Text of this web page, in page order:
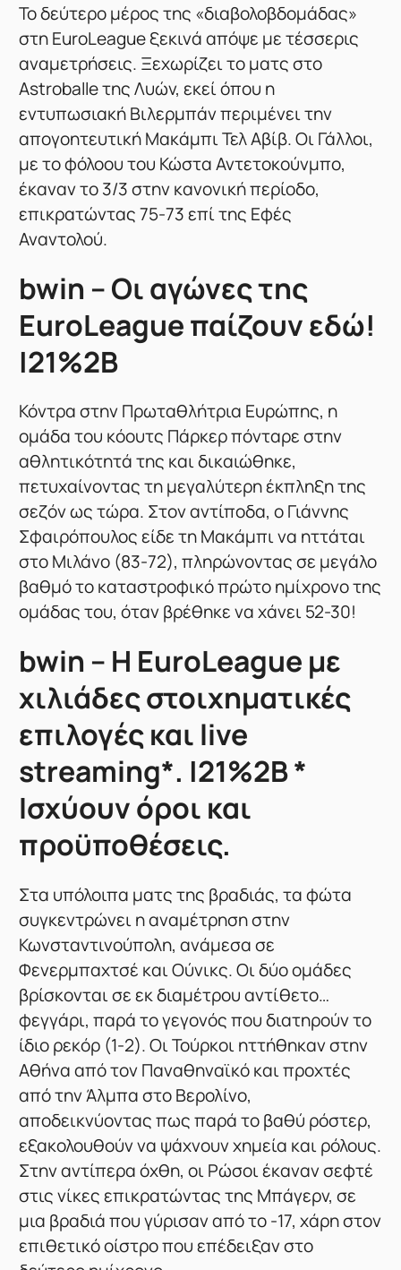
Το δεύτερο μέρος της «διαβολοβδομάδας»
στη EuroLeague ξεκινά απόψε με τέσσερις
αναμετρήσεις. Ξεχωρίζει το ματς στο
Astroballe της Λυών, εκεί όπου η
εντυπωσιακή Βιλερμπάν περιμένει την
απογοητευτική Μακάμπι Τελ Αβίβ. Οι Γάλλοι,
με το φόλοου του Κώστα Αντετοκούνμπο,
έκαναν το 3/3 στην κανονική περίοδο,
επικρατώντας 75-73 επί της Εφές
Αναντολού.
bwin – Οι αγώνες της
EuroLeague παίζουν εδώ!
|21%2B
Κόντρα στην Πρωταθλήτρια Ευρώπης, η
ομάδα του κόουτς Πάρκερ πόνταρε στην
αθλητικότητά της και δικαιώθηκε,
πετυχαίνοντας τη μεγαλύτερη έκπληξη της
σεζόν ως τώρα. Στον αντίποδα, ο Γιάννης
Σφαιρόπουλος είδε τη Μακάμπι να ηττάται
στο Μιλάνο (83-72), πληρώνοντας σε μεγάλο
βαθμό το καταστροφικό πρώτο ημίχρονο της
ομάδας του, όταν βρέθηκε να χάνει 52-30!
bwin – Η EuroLeague με
χιλιάδες στοιχηματικές
επιλογές και live
streaming*. |21%2B *
Ισχύουν όροι και
προϋποθέσεις.
Στα υπόλοιπα ματς της βραδιάς, τα φώτα
συγκεντρώνει η αναμέτρηση στην
Κωνσταντινούπολη, ανάμεσα σε
Φενερμπαχτσέ και Ούνικς. Οι δύο ομάδες
βρίσκονται σε εκ διαμέτρου αντίθετο…
φεγγάρι, παρά το γεγονός που διατηρούν το
ίδιο ρεκόρ (1-2). Οι Τούρκοι ηττήθηκαν στην
Αθήνα από τον Παναθηναϊκό και προχτές
από την Άλμπα στο Βερολίνο,
αποδεικνύοντας πως παρά το βαθύ ρόστερ,
εξακολουθούν να ψάχνουν χημεία και ρόλους.
Στην αντίπερα όχθη, οι Ρώσοι έκαναν σεφτέ
στις νίκες επικρατώντας της Μπάγερν, σε
μια βραδιά που γύρισαν από το -17, χάρη στον
επιθετικό οίστρο που επέδειξαν στο